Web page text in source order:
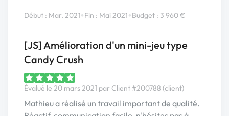
Début : Mar. 2021•Fin : Mai 2021•Budget : 3 960 €
[JS] Amélioration d'un mini-jeu type
Candy Crush
Évalué le 20 mars 2021 par Client #200788 (client)
Mathieu a réalisé un travail important de qualité.